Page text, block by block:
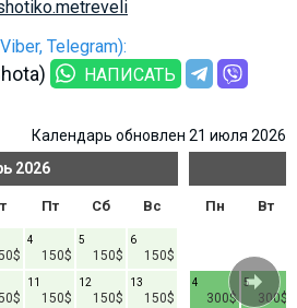
Telegram):
НАПИСАТЬ
Календарь обновлен 21 июля 2026
2026
Пт Сб Вс
150$
4
150$
5
150$
6
150$
11
150$
12
150$
13
Пн Вт
300$
4
300$
5